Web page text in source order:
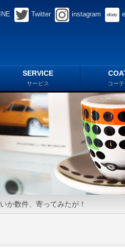
Twitter instagram
SERVICE
サービス コー
か数件、寄ってみたが！